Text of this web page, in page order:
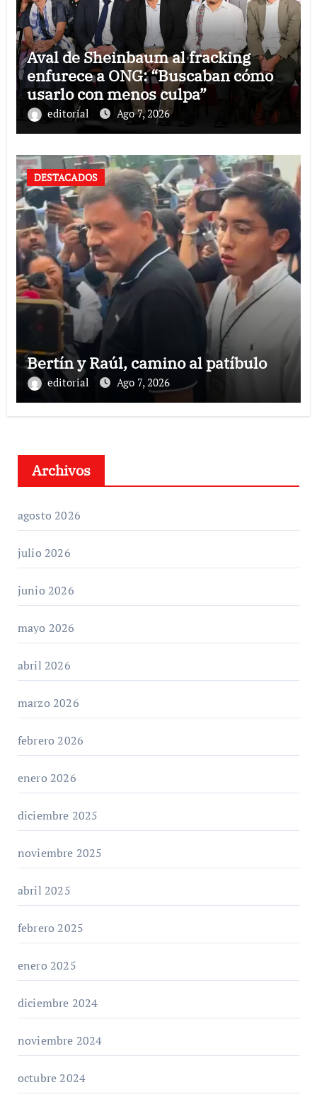
Aval de Sheinbaum al fracking
enfurece a ONG: “Buscaban cómo
usarlo con menos culpa”
editorial Ago 7, 2026
DESTACADOS
Bertín y Raúl, camino al patíbulo
editorial Ago 7, 2026
Archivos
agosto 2026
julio 2026
junio 2026
mayo 2026
abril 2026
marzo 2026
febrero 2026
enero 2026
diciembre 2025
noviembre 2025
abril 2025
febrero 2025
enero 2025
diciembre 2024
noviembre 2024
octubre 2024